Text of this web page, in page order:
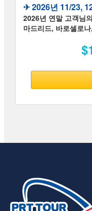
✈︎ 2026년 11/23,
2026년 연말 고객님
마드리드, 바로셀로